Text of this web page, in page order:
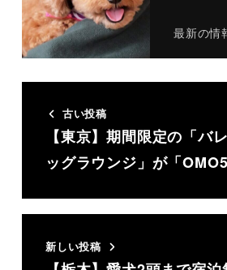
最新の情
古い投稿
【東京】期間限定の「バ
ッグラウンジ」が「
新しい投稿